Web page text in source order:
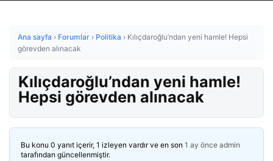
Ana sayfa › Forumlar › Politika › Kılıçdaroğlu’ndan yeni hamle! Hepsi
görevden alınacak
Kılıçdaroğlu’ndan yeni hamle!
Hepsi görevden alınacak
Bu konu 0 yanıt içerir, 1 izleyen vardır ve en son 1 ay önce admin
tarafından güncellenmiştir.